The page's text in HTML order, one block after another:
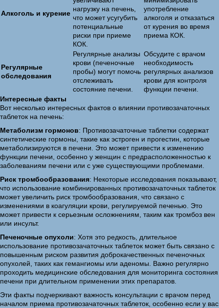
Алкоголь и курение
нагрузку на печень,
что может усугубить
потенциальные
риски при приеме
КОК.
употребление
алкоголя и отказаться
от курения во время
приема КОК.
Регулярные
обследования
Регулярные анализы
крови (печеночные
пробы) могут помочь
отслеживать
состояние печени.
Обсудите с врачом
необходимость
регулярных анализов
крови для контроля
функции печени.
Интересные факты
Вот несколько интересных фактов о влиянии противозачаточных
таблеток на печень:
Метаболизм гормонов: Противозачаточные таблетки содержат
синтетические гормоны, такие как эстроген и прогестин, которые
метаболизируются в печени. Это может привести к изменению
функции печени, особенно у женщин с предрасположенностью к
заболеваниям печени или с уже существующими проблемами.
Риск тромбообразования: Некоторые исследования показывают,
что использование комбинированных противозачаточных таблеток
может увеличить риск тромбообразования, что связано с
изменениями в коагуляции крови, регулируемой печенью. Это
может привести к серьезным осложнениям, таким как тромбоз вен
или инсульт.
Печеночные опухоли: Хотя это редкость, длительное
использование противозачаточных таблеток может быть связано с
повышенным риском развития доброкачественных печеночных
опухолей, таких как гемангиомы или аденомы. Важно регулярно
проходить медицинские обследования для мониторинга состояния
печени при длительном применении этих препаратов.
Эти факты подчеркивают важность консультации с врачом перед
началом приема противозачаточных таблеток, особенно если у вас